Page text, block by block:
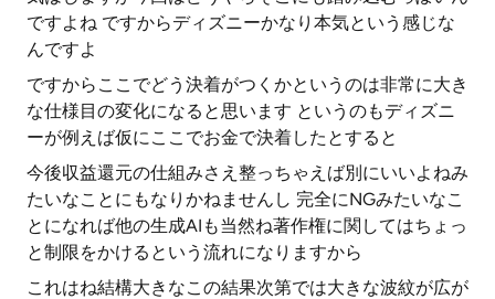
ですよね ですからディズニーかなり本気という感じな
んですよ
ですからここでどう決着がつくかというのは非常に大き
な仕様目の変化になると思います というのもディズニ
ーが例えば仮にここでお金で決着したとすると
今後収益還元の仕組みさえ整っちゃえば別にいいよねみ
たいなことにもなりかねませんし 完全にNGみたいなこ
とになれば他の生成AIも当然ね著作権に関してはちょっ
と制限をかけるという流れになりますから
これはね結構大きなこの結果次第では大きな波紋が広が